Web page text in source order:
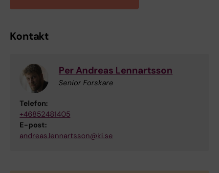
Kontakt
Per Andreas Lennartsson
Senior Forskare
Telefon:
+46852481405
E-post:
andreas.lennartsson@ki.se